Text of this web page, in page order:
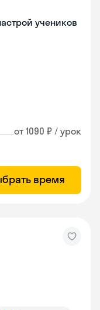
учеников
от 1090 ₽ / урок
время